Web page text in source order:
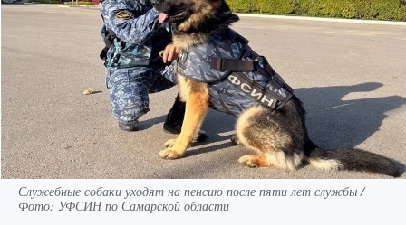
Служебные собаки уходят на пенсию после пяти лет службы /
Фото: УФСИН по Самарской области